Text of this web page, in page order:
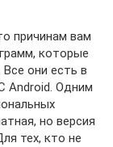
причинам вам
которые
они есть в
Android. Одним
но версия
тех, кто не